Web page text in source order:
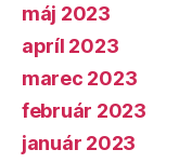
máj 2023
apríl 2023
marec 2023
február 2023
január 2023